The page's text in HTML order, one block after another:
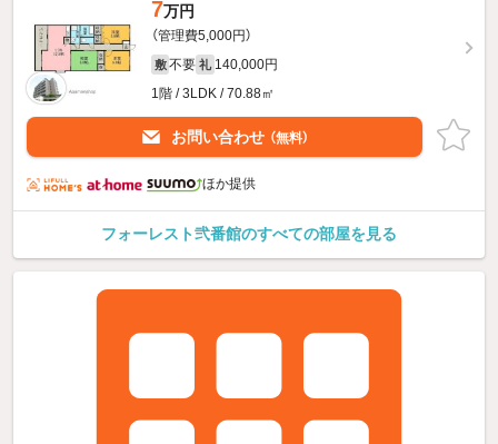
7万円
（管理費5,000円）
敷 不要 礼 140,000円
1階 / 3LDK / 70.88㎡
お問い合わせ （無料）
ほか提供
フォーレスト弐番館のすべての部屋を見る